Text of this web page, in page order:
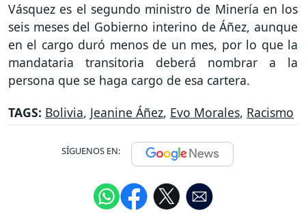
Vásquez es el segundo ministro de Minería en los
seis meses del Gobierno interino de Áñez, aunque
en el cargo duró menos de un mes, por lo que la
mandataria transitoria deberá nombrar a la
persona que se haga cargo de esa cartera.
TAGS: Bolivia, Jeanine Áñez, Evo Morales, Racismo
SÍGUENOS EN: